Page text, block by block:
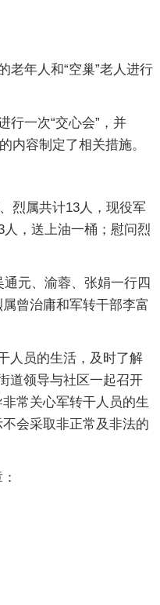
年人和“空巢”老人进行
一次“交心会”，并
内容制定了相关措施。
属共计13人，现役军
人，送上油一桶；慰问烈
元、渝蓉、张娟一行四
曾治庸和军转干部李富
员的生活，及时了解
道领导与社区一起召开
常关心军转干人员的生
会采取非正常及非法的